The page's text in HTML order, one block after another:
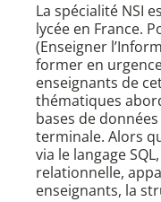
La spécialité NSI
lycée en France.
(Enseigner
former en
enseignants de
thématiques
bases de
terminale. Alors
via le langage
relationnelle,
enseignants, la